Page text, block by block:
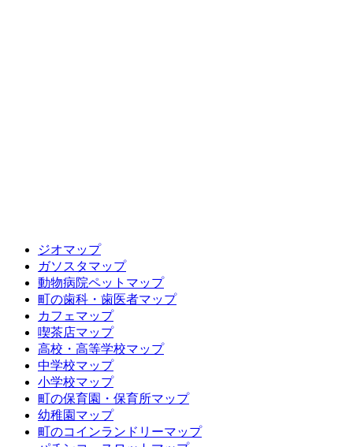
ジオマップ
ガソスタマップ
動物病院ペットマップ
町の歯科・歯医者マップ
カフェマップ
喫茶店マップ
高校・高等学校マップ
中学校マップ
小学校マップ
町の保育園・保育所マップ
幼稚園マップ
町のコインランドリーマップ